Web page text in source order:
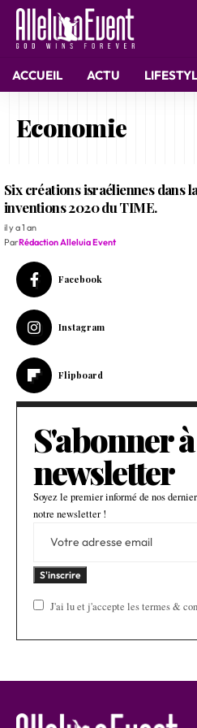
ACCUEIL ACTU
Economie
Six créations israéliennes dans
inventions 2020 du TIME.
il y a 1 an
ParRédaction Alleluia Event
Facebook
Instagram
Flipboard
S'abonner
newsletter
Soyez le premier informé de nos
notre newsletter !
J'ai lu et j'accepte les termes &